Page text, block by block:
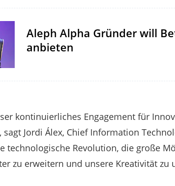
Aleph Alpha Gründer will
anbieten
kontinuierliches Engagement für
sagt Jordi Álex, Chief Information
technologische Revolution, die große
zu erweitern und unsere Kreativität zu